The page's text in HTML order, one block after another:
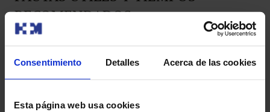
Consentimiento Detalles Acerca de las cookies
Esta página web usa cookies
RECOMENDADOS
Menores de 2 años:
Evitar el uso de pantallas de cualquier tipo.
Priorizar juegos con contacto físico: juegos de